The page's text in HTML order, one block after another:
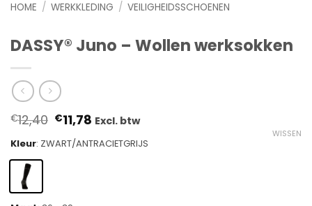
HOME / WERKKLEDING / VEILIGHEIDSSCHOENEN
DASSY® Juno – Wollen werksokken
€12,40 Oorspronkelijke
prijs
was:
€11,78 Huidige
is:
Excl. btw
Kleur: ZWART/ANTRACIETGRIJS
WISSEN